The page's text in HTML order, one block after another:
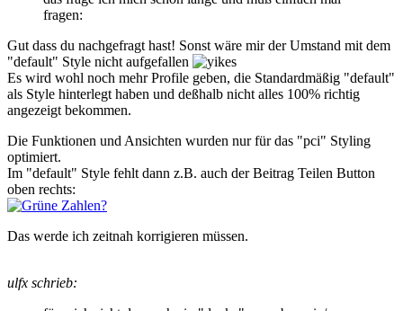
fragen:
Gut dass du nachgefragt hast! Sonst wäre mir der Umstand mit dem
"default" Style nicht aufgefallen
Es wird wohl noch mehr Profile geben, die Standardmäßig "default"
als Style hinterlegt haben und deßhalb nicht alles 100% richtig
angezeigt bekommen.
Die Funktionen und Ansichten wurden nur für das "pci" Styling
optimiert.
Im "default" Style fehlt dann z.B. auch der Beitrag Teilen Button
oben rechts:
Das werde ich zeitnah korrigieren müssen.
ulfx schrieb: